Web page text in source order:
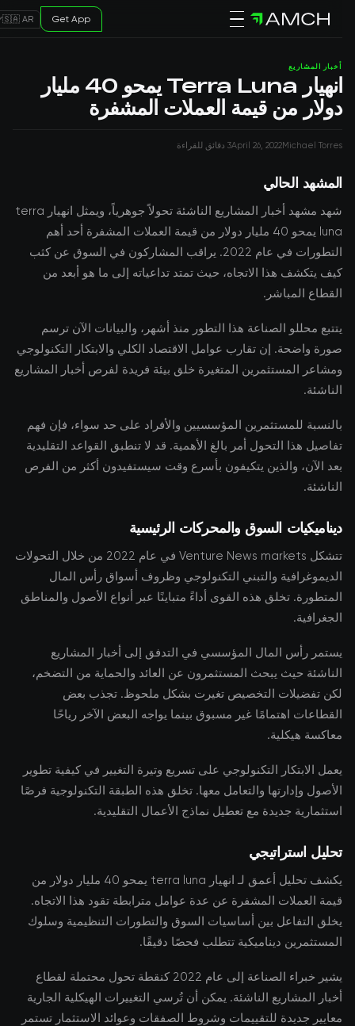
🇸🇦 AR Get App
أخبار المشاريع
انهيار Terra Luna يمحو 40 مليار
دولار من قيمة العملات المشفرة
Michael Torres
April 26, 20223 دقائق للقراءة
المشهد الحالي
شهد مشهد أخبار المشاريع الناشئة تحولاً جوهرياً، ويمثل انهيار terra
luna يمحو 40 مليار دولار من قيمة العملات المشفرة أحد أهم
التطورات في عام 2022. يراقب المشاركون في السوق عن كثب
كيف يتكشف هذا الاتجاه، حيث تمتد تداعياته إلى ما هو أبعد من
القطاع المباشر.
يتتبع محللو الصناعة هذا التطور منذ أشهر، والبيانات الآن ترسم
صورة واضحة. إن تقارب عوامل الاقتصاد الكلي والابتكار التكنولوجي
ومشاعر المستثمرين المتغيرة خلق بيئة فريدة لفرص أخبار المشاريع
الناشئة.
بالنسبة للمستثمرين المؤسسيين والأفراد على حد سواء، فإن فهم
تفاصيل هذا التحول أمر بالغ الأهمية. قد لا تنطبق القواعد التقليدية
بعد الآن، والذين يتكيفون بأسرع وقت سيستفيدون أكثر من الفرص
الناشئة.
ديناميكيات السوق والمحركات الرئيسية
تتشكل Venture News markets في عام 2022 من خلال التحولات
الديموغرافية والتبني التكنولوجي وظروف أسواق رأس المال
المتطورة. تخلق هذه القوى أداءً متباينًا عبر أنواع الأصول والمناطق
الجغرافية.
يستمر رأس المال المؤسسي في التدفق إلى أخبار المشاريع
الناشئة حيث يبحث المستثمرون عن العائد والحماية من التضخم،
لكن تفضيلات التخصيص تغيرت بشكل ملحوظ. تجذب بعض
القطاعات اهتمامًا غير مسبوق بينما يواجه البعض الآخر رياحًا
معاكسة هيكلية.
يعمل الابتكار التكنولوجي على تسريع وتيرة التغيير في كيفية تطوير
الأصول وإدارتها والتعامل معها. تخلق هذه الطبقة التكنولوجية فرصًا
استثمارية جديدة مع تعطيل نماذج الأعمال التقليدية.
تحليل استراتيجي
يكشف تحليل أعمق لـ انهيار terra luna يمحو 40 مليار دولار من
قيمة العملات المشفرة عن عدة عوامل مترابطة تقود هذا الاتجاه.
يخلق التفاعل بين أساسيات السوق والتطورات التنظيمية وسلوك
المستثمرين ديناميكية تتطلب فحصًا دقيقًا.
يشير خبراء الصناعة إلى عام 2022 كنقطة تحول محتملة لقطاع
أخبار المشاريع الناشئة. يمكن أن تُرسي التغييرات الهيكلية الجارية
معايير جديدة للتقييمات وشروط الصفقات وعوائد الاستثمار تستمر